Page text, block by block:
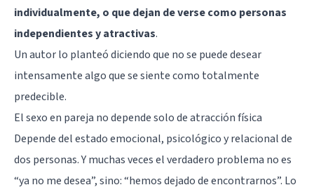
individualmente, o que dejan de verse como personas
independientes y atractivas.
Un autor lo planteó diciendo que no se puede desear
intensamente algo que se siente como totalmente
predecible.
El sexo en pareja no depende solo de atracción física
Depende del estado emocional, psicológico y relacional de
dos personas. Y muchas veces el verdadero problema no es
“ya no me desea”, sino: “hemos dejado de encontrarnos”. Lo